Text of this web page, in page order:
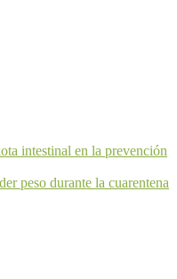
intestinal en la prevención
peso durante la cuarentena